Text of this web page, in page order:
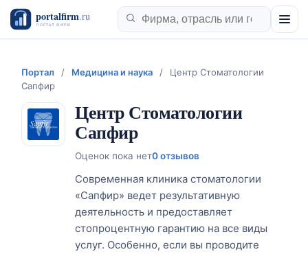
Портал / Медицина и наука /
Центр Стоматологии
Сапфир
Центр Стоматологии
Сапфир
Оценок пока нет0 отзывов
Современная клиника стоматологии
«Сапфир» ведет результативную
деятельность и предоставляет
стопроцентную гарантию на все виды
услуг. Особенно, если вы проводите